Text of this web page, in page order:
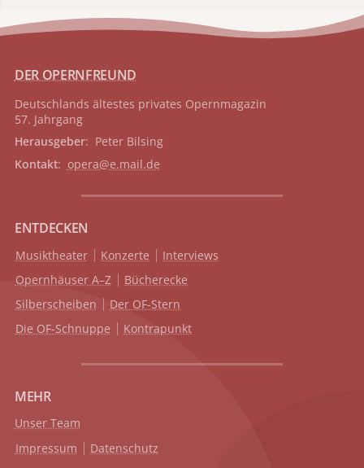
DER OPERNFREUND
Deutschlands ältestes privates Opernmagazin
57. Jahrgang
Herausgeber: Peter Bilsing
Kontakt: opera@e.mail.de
ENTDECKEN
Musiktheater Konzerte
Interviews
Opernhäuser A–Z
Bücherecke
Silberscheiben
Der OF-Stern
Die OF-Schnuppe
Kontrapunkt
MEHR
Unser Team
Impressum
Datenschutz